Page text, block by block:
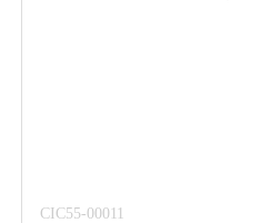
CIC55-00011